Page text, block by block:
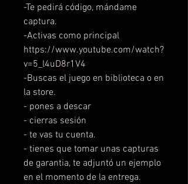
-Te pedirá código, mándame
captura.
-Activas como principal
https://www.youtube.com/watch?
v=5_l4uD8r1V4
-Buscas el juego en biblioteca o en
la store.
- pones a descar
- cierras sesión
- te vas tu cuenta.
- tienes que tomar unas capturas
de garantia, te adjuntó un ejemplo
en el momento de la entrega.